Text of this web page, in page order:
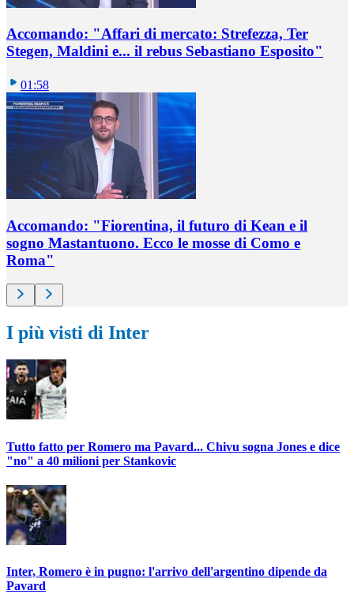
Accomando: "Affari di mercato: Strefezza, Ter
Stegen, Maldini e... il rebus Sebastiano Esposito"
01:58
Accomando: "Fiorentina, il futuro di Kean e il
sogno Mastantuono. Ecco le mosse di Como e
Roma"
I più visti di Inter
Tutto fatto per Romero ma Pavard... Chivu sogna Jones e dice
"no" a 40 milioni per Stankovic
Inter, Romero è in pugno: l'arrivo dell'argentino dipende da
Pavard